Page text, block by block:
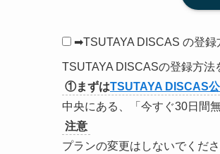
➡TSUTAYA DISCAS の登録
TSUTAYA DISCASの登録方法
①まずはTSUTAYA DISCAS
中央にある、「今すぐ30日間
注意
プランの変更はしないでくださ